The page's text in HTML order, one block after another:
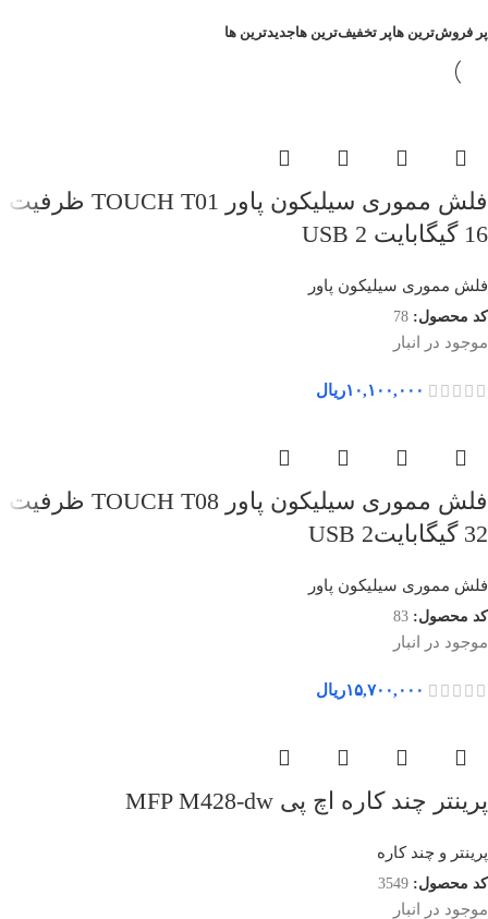
پر فروش‌ترین هاپر تخفیف‌ترین هاجدیدترین ها
فلش مموری سیلیکون پاور TOUCH T01 ظرفیت
16 گیگابایت USB 2
فلش مموری سیلیکون پاور
کد محصول: 78
موجود در انبار
۱۰,۱۰۰,۰۰۰ریال
فلش مموری سیلیکون پاور TOUCH T08 ظرفیت
32 گیگابایتUSB 2
فلش مموری سیلیکون پاور
کد محصول: 83
موجود در انبار
۱۵,۷۰۰,۰۰۰ریال
پرینتر چند کاره اچ پی MFP M428-dw
پرینتر و چند کاره
کد محصول: 3549
موجود در انبار